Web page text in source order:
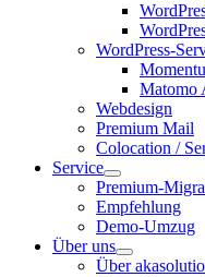
WordPress-
Matomo
Webdesign
Premium Mail
Colocation /
Service
Premium-
Empfehlung
Demo-Umzug
Über uns
Über